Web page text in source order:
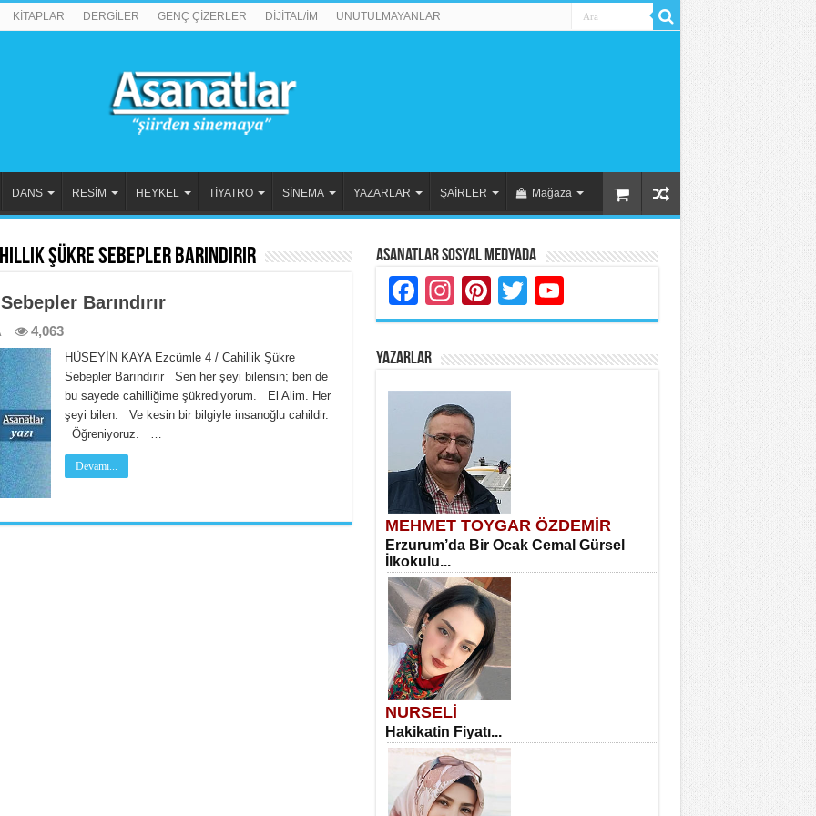
KİTAPLAR DERGİLER GENÇ ÇİZERLER DİJİTAL/İM UNUTULMAYANLAR
DANS RESİM HEYKEL TİYATRO SİNEMA YAZARLAR ŞAİRLER Mağaza
Şükre Sebepler Barındırır
Barındırır
4,063
HÜSEYİN KAYA Ezcümle 4 / Cahillik Şükre
Sebepler Barındırır Sen her şeyi bilensin; ben de
bu sayede cahilliğime şükrediyorum. El Alim. Her
şeyi bilen. Ve kesin bir bilgiyle insanoğlu cahildir.
Öğreniyoruz. …
Devamı...
Asanatlar Sosyal Medyada
Facebook
Instagram
Pinterest
Twitter
YAZARLAR
MEHMET TOYGAR ÖZDEMİR
Erzurum’da Bir Ocak Cemal Gürsel
İlkokulu...
NURSELİ
Hakikatin Fiyatı...